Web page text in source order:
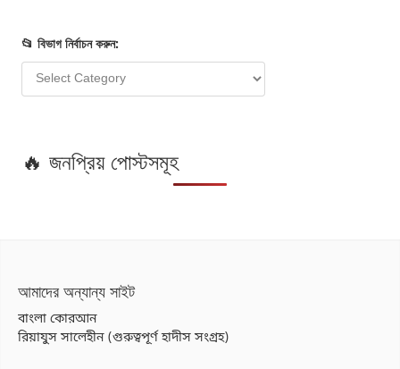
📂 বিভাগ নির্বাচন করুন:
🔥 জনপ্রিয় পোস্টসমূহ
আমাদের অন্যান্য সাইট
বাংলা কোরআন
রিয়াযুস সালেহীন (গুরুত্বপূর্ণ হাদীস সংগ্রহ)